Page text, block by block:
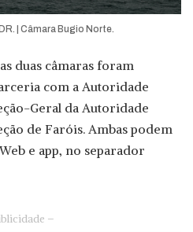
| Câmara Bugio Norte.
duas câmaras foram
com a Autoridade
Geral da Autoridade
de Faróis. Ambas podem
e app, no separador
–